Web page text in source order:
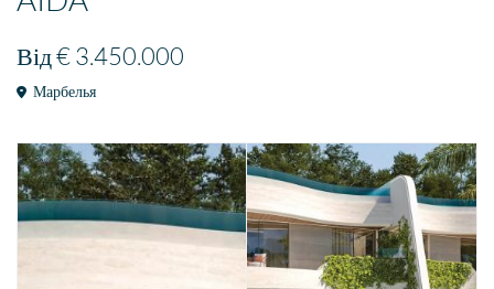
Від€ 3.450.000
Марбелья